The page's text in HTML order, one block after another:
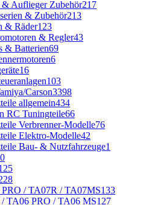
Auflieger Zubehör217
& Zubehör213
& Räder123
& Regler43
& Batterien69
6
16
103
Carson3398
allgemein434
RC Tuningteile66
Verbrenner-Modelle76
Elektro-Modelle42
Bau- & Nutzfahrzeuge1
25
28
/ TA07R / TA07MS133
TA06 PRO / TA06 MS127